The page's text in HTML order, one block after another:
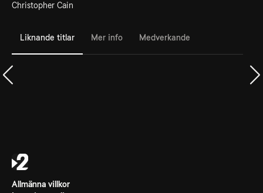
Christopher Cain
Liknande titlar Mer info Medverkande
Allmänna villkor